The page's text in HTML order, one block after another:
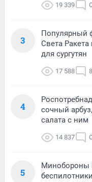
19 339
3
Популярный
Света
для сургутян
17 588 8
4
сочный
салата с ним
14 837
5
Минобороны
беспилотники